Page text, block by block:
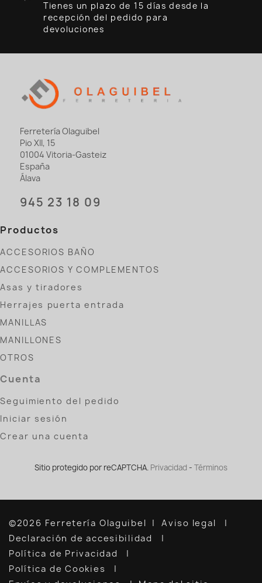
Tienes un plazo de 15 días desde la
recepción del pedido para
devoluciones
Ferretería Olaguibel
Pio XII, 15
01004 Vitoria-Gasteiz
España
Álava
945 23 18 09
Productos
ACCESORIOS BAÑO
ACCESORIOS Y COMPLEMENTOS
Asas y tiradores
Herrajes puerta entrada
MANILLAS
MANILLONES
OTROS
Cuenta
Seguimiento del pedido
Iniciar sesión
Crear una cuenta
Sitio protegido por reCAPTCHA. Privacidad - Términos
©2026 Ferretería Olaguibel
Aviso legal
Declaración de accesibilidad
Política de Privacidad
Política de Cookies